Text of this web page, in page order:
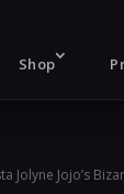
Shop
Jolyne Jojo’s